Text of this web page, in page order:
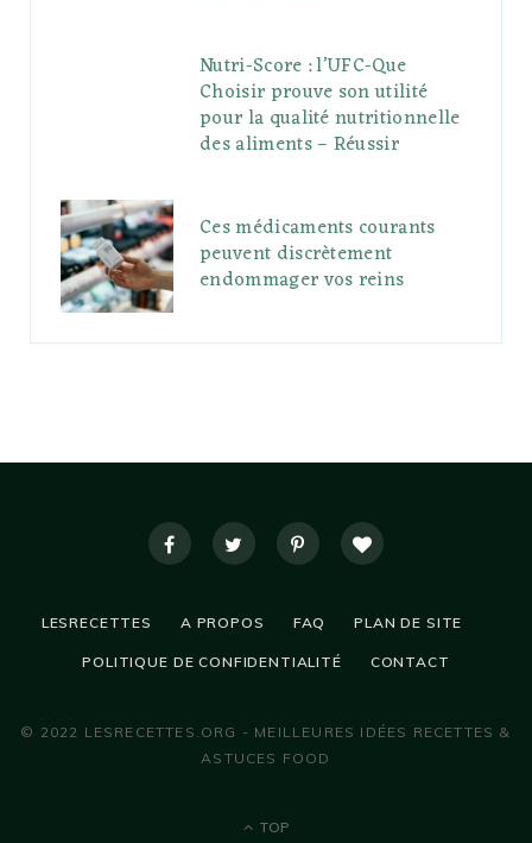
Nutri-Score : l’UFC-Que
Choisir prouve son utilité
pour la qualité nutritionnelle
des aliments – Réussir
Ces médicaments courants
peuvent discrètement
endommager vos reins
LESRECETTES A PROPOS FAQ PLAN DE SITE
POLITIQUE DE CONFIDENTIALITÉ CONTACT
© 2022 LESRECETTES.ORG - MEILLEURES IDÉES RECETTES &
ASTUCES FOOD
TOP